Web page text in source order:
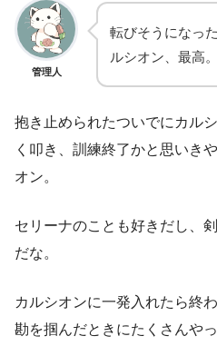
管理人
転びそうになっ
ルシオン、最高。
抱き止められたついでにカル
く叩き、訓練終了かと思いき
オン。
セリーナのことも好きだし、
だな。
カルシオンに一発入れたら終
勘を掴んだときにたくさんや